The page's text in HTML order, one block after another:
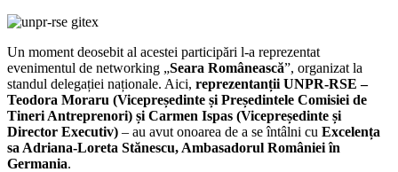
Un moment deosebit al acestei participări l-a reprezentat
evenimentul de networking „Seara Românească”, organizat la
standul delegației naționale. Aici, reprezentanții UNPR-RSE –
Teodora Moraru (Vicepreședinte și Președintele Comisiei de
Tineri Antreprenori) și Carmen Ispas (Vicepreședinte și
Director Executiv) – au avut onoarea de a se întâlni cu Excelența
sa Adriana-Loreta Stănescu, Ambasadorul României în
Germania.